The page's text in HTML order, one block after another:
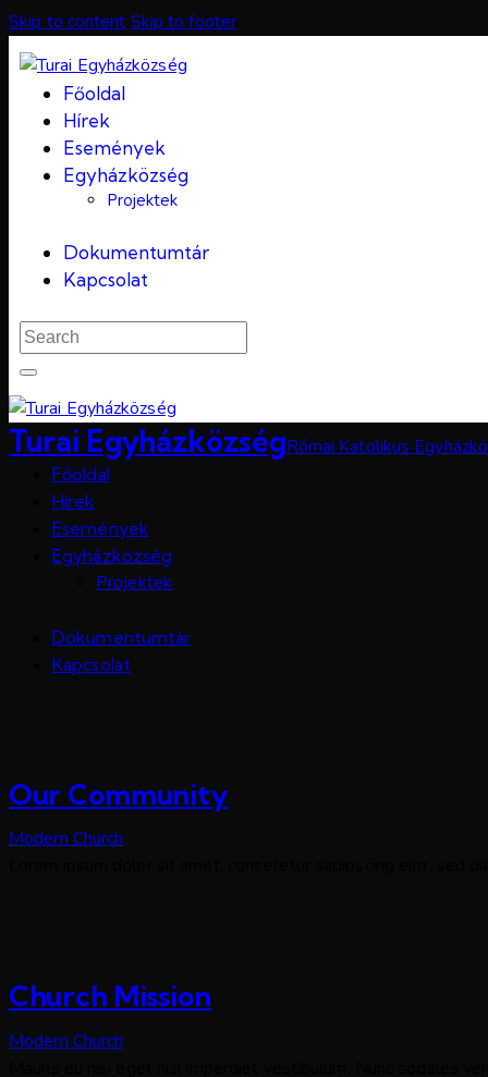
Skip to content Skip to footer
Főoldal
Hírek
Események
Egyházközség
Projektek
Dokumentumtár
Kapcsolat
Turai EgyházközségRómai Katolikus
Főoldal
Hírek
Események
Egyházközség
Projektek
Dokumentumtár
Kapcsolat
Our Community
Modern Church
Church Mission
Modern Church